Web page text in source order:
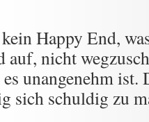
Happy End,
auf, nicht
unangenehm ist.
sich schuldig zu